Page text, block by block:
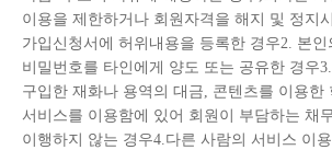
이용을 제한하거나 회원자격을 해지 및 정지
가입신청서에 허위내용을 등록한 경우2. 본
비밀번호를 타인에게 양도 또는 공유한 경우
구입한 재화나 용역의 대금, 콘텐츠를 이용한
서비스를 이용함에 있어 회원이 부담하는 채
이행하지 않는 경우4.다른 사람의 서비스 이